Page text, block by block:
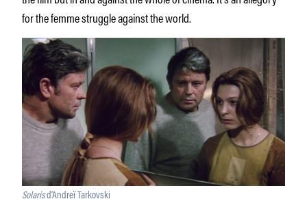
for the femme struggle against the world.
Solarisd’Andreï Tarkovski